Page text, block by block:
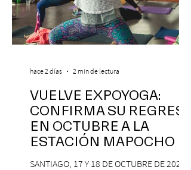
VUELVE EXPOYOGA:
CONFIRMA SU REGRESO
EN OCTUBRE A LA
ESTACIÓN MAPOCHO
SANTIAGO, 17 Y 18 DE OCTUBRE DE 2026,
hace 2 días 2 min de lectura